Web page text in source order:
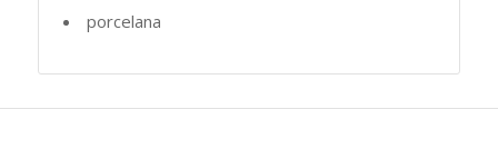
porcelana